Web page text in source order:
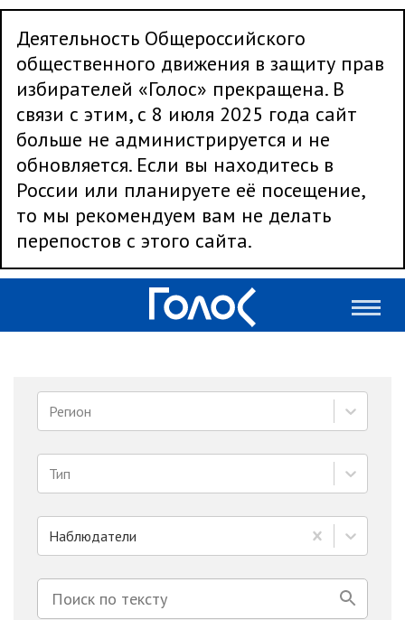
Деятельность Общероссийского
общественного движения в защиту прав
избирателей «Голос» прекращена. В
связи с этим, с 8 июля 2025 года сайт
больше не администрируется и не
обновляется. Если вы находитесь в
России или планируете её посещение,
то мы рекомендуем вам не делать
перепостов с этого сайта.
Регион
Тип
Наблюдатели